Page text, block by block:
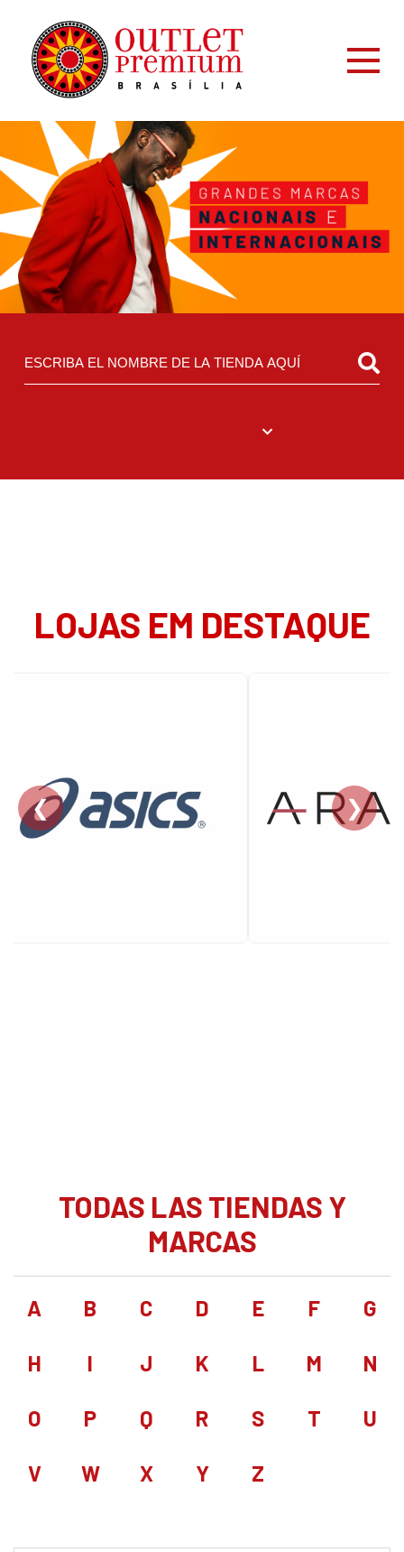
LOJAS EM DESTAQUE
❮ ❯
TODAS LAS TIENDAS Y
MARCAS
A B C D E F G
H I J K L M N
O P Q R S T U
V W X Y Z